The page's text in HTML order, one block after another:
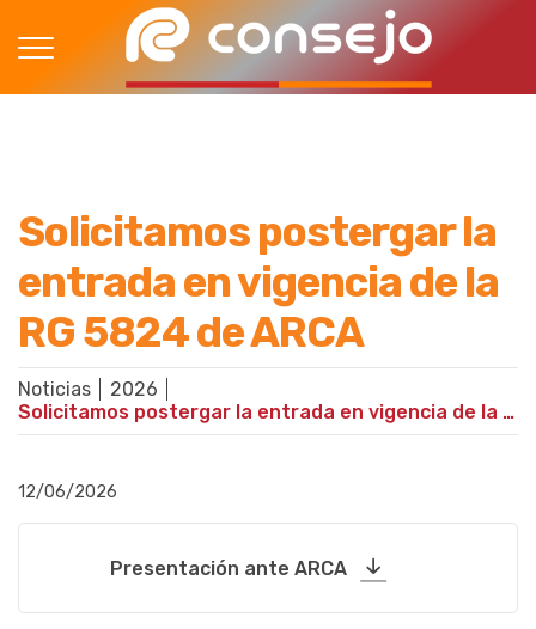
Solicitamos postergar la
entrada en vigencia de la
RG 5824 de ARCA
Noticias
2026
Solicitamos postergar la entrada en vigencia de la RG 5824 de ARCA
12/06/2026
Presentación ante ARCA